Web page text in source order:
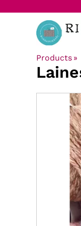
Products ‪»